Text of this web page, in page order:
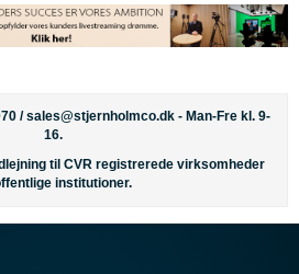
/sales@stjernholmco.dk - Man-Fre kl. 9-
16.
til CVR registrerede virksomheder
institutioner.